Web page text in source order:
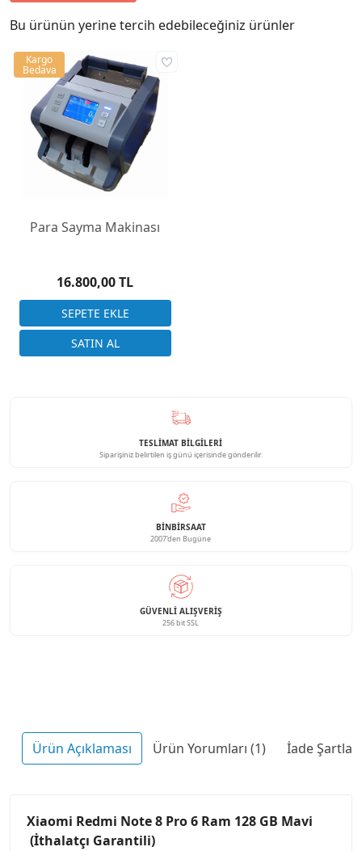
Bu ürünün yerine tercih edebileceğiniz ürünler
Para Sayma Makinası
16.800,00 TL
Kargo
Bedava
TESLİMAT BİLGİLERİ
Siparişiniz belirtilen iş günü içerisinde gönderilir.
BINBIRSAAT
2007'den Bugüne
GÜVENLI ALIŞVERIŞ
256 bit SSL
Ürün Açıklaması Ürün Yorumları (1) İade Şartları
Xiaomi Redmi Note 8 Pro 6 Ram 128 GB Mavi
(İthalatçı Garantili)